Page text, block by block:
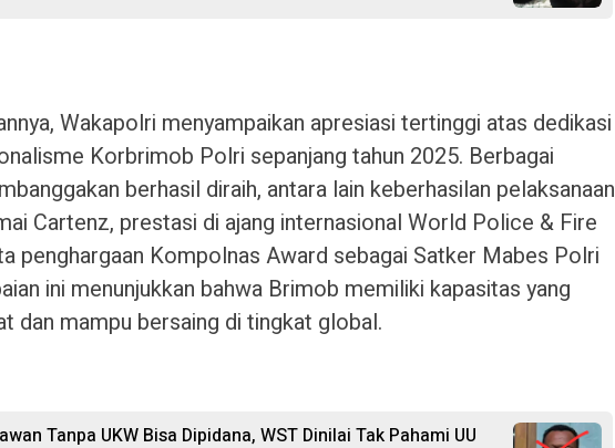
Wakapolri menyampaikan apresiasi tertinggi atas dedikasi
Korbrimob Polri sepanjang tahun 2025. Berbagai
berhasil diraih, antara lain keberhasilan pelaksanaan
Cartenz, prestasi di ajang internasional World Police & Fire
penghargaan Kompolnas Award sebagai Satker Mabes Polri
ini menunjukkan bahwa Brimob memiliki kapasitas yang
dan mampu bersaing di tingkat global.
Tanpa UKW Bisa Dipidana, WST Dinilai Tak Pahami UU